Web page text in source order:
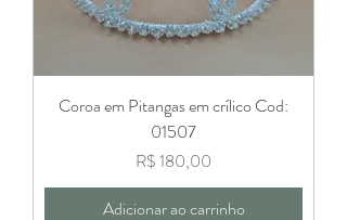
Coroa em Pitangas em crílico Cod:
01507
Preço
R$ 180,00
Adicionar ao carrinho